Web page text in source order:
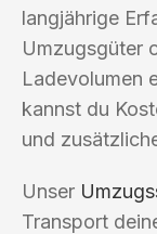
langjährige
Umzugsgüter
Ladevolumen
kannst du
und
Unser
Transport